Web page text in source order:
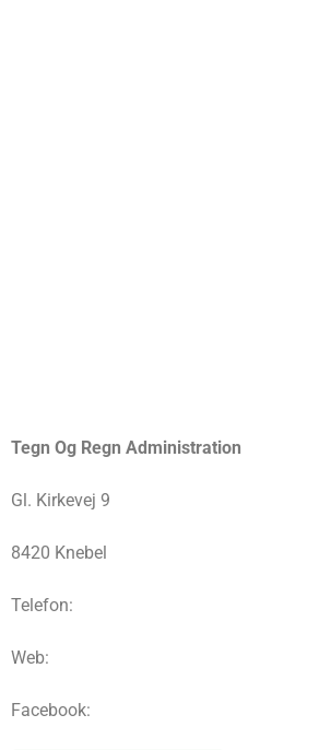
Tegn Og Regn Administration
Gl. Kirkevej 9
8420 Knebel
Telefon:
Web:
Facebook: